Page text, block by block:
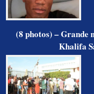
(8 photos) – Grande
Khalifa